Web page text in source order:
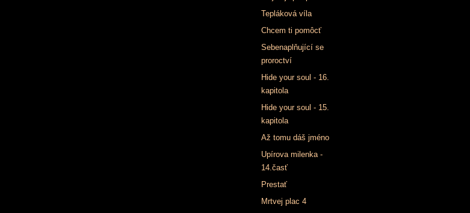
Tepláková víla
Chcem ti pomôcť
Sebenaplňující se
proroctví
Hide your soul - 16.
kapitola
Hide your soul - 15.
kapitola
Až tomu dáš jméno
Upírova milenka -
14.časť
Prestať
Mrtvej plac 4